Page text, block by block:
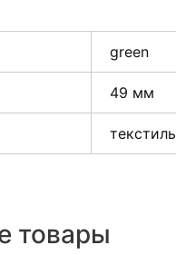
green
49 мм
текстиль
товары